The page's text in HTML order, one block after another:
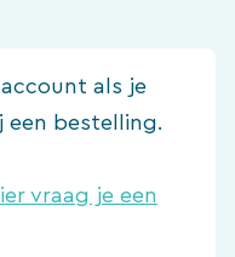
als je
een bestelling.
vraag je een